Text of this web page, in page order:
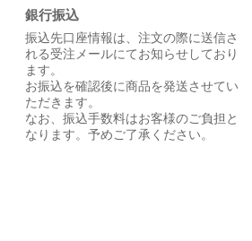
銀行振込
振込先口座情報は、注文の際に送信さ
れる受注メールにてお知らせしており
ます。
お振込を確認後に商品を発送させてい
ただきます。
なお、振込手数料はお客様のご負担と
なります。予めご了承ください。